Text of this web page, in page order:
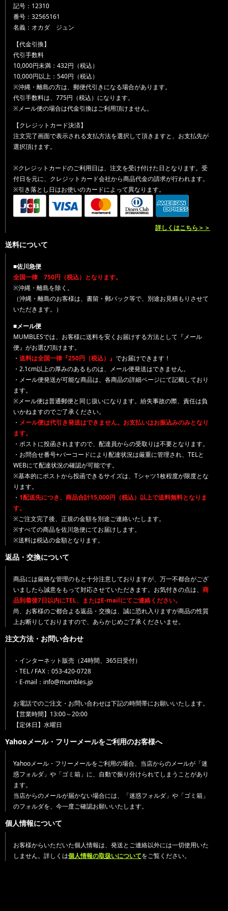
記号：12310
番号：32565161
名義：オカダ ジュン
【代金引換】
代引手数料
10,000円未満：432円（税込）
10,000円以上：540円（税込）
※沖縄・離島の方は、郵便代引きになる場合があります。
代引手数料は、775円（税込）になります。
※メール便の場合は代金引換はご利用頂けません。
【クレジットカード決済】
注文完了画面で表示される支払方法を選択して頂きますと、お支払先が
選択頂けます。
※クレジットカードのご利用日は、注文を受け付けた日となります。受
付日を元に、クレジットカード会社から商品代金の請求が行われます。
※引き落とし日はお使いのカードによって異なります。
詳しくはこちら＞＞
送料について
■佐川急便
全国一律 750円（税込）となります。
※沖縄・離島を除く。
（沖縄・離島のお客様は、書留・郵パック等で、別途お見積もりさせて
いただきます。）
■メール便
MUMBLESでは、お客様に送料を安くお届けする方法として『メール
便』がお選び頂けます。
・ 送料は全国一律『250円（税込）』 でお届けできます！
・2.1cm以上の厚みのあるものは、メール便発送はできません。
・メール便発送が可能な商品は、各商品の詳細ページにて記載しており
ます。
※メール便は普通郵便と同じ扱いになります。紛失事故の際、責任は負
いかねますのでご了承ください。
・ メール便は代引き発送はできません。お支払いはお振込みのみとなり
ます。
・ポストに投函されますので、配達員からの受取りは不要となります。
・お問合せ番号+バーコードにより配達状況は厳重に管理され、TELと
WEBにて配達状況の確認が可能です。
※基本的にポストから投函できるサイズは、Tシャツ1枚程度が限度とな
ります。
・ 1配送先につき、商品合計15,000円（税込）以上で送料無料となりま
す。
※ご注文完了後、正規の金額を別途ご連絡いたします。
※すべての商品を佐川急便にてお届けします。
※送料は税込の金額となります。
返品・交換について
商品には厳格な管理のもと十分注意しておりますが、万一不都合がござ
いましたら誠意をもって対応させていただきます。お気付きの点は、 商
品到着後7日以内にTEL、またはE-mailにてご連絡ください。
尚、お客様のご都合よる返品・交換は、誠に恐れ入りますが商品の性質
上お断りしておりますので、あらかじめご了承くださいませ。
注文方法・お問い合わせ
・インターネット販売（24時間、365日受付）
・TEL / FAX：053-420-0728
・E-mail：info@mumbles.jp
お電話でのご注文・お問い合わせは下記の時間帯にお願いいたします。
【営業時間】13:00～20:00
【定休日】水曜日
Yahooメール・フリーメールをご利用のお客様へ
Yahooメール・フリーメールをご利用の場合、当店からのメールが「迷
惑フォルダ」や「ゴミ箱」に、自動で振り分けられてしまうことがあり
ます。
当店からのメールが届かない場合には、「迷惑フォルダ」や「ゴミ箱」
のフォルダを、今一度ご確認お願いいたします。
個人情報について
お客様からいただいた個人情報は、発送とご連絡以外には一切使用いた
しません。詳しくは個人情報の取扱いについてをご覧ください。